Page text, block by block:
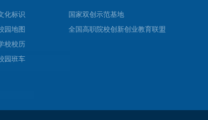
化标识
园地图
校校历
园班车
国家双创示范基地
全国高职院校创新创业教育联盟